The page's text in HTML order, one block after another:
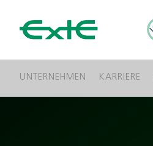
UNTERNEHMEN KARRIERE